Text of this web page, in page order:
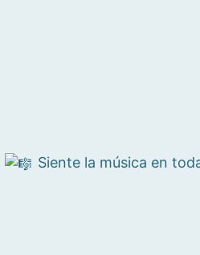
Siente la música en